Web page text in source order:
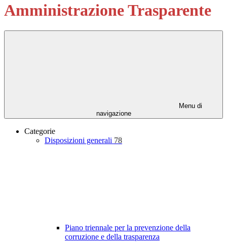
Amministrazione Trasparente
Menu di
navigazione
Categorie
Disposizioni generali 78
Piano triennale per la prevenzione della
corruzione e della trasparenza